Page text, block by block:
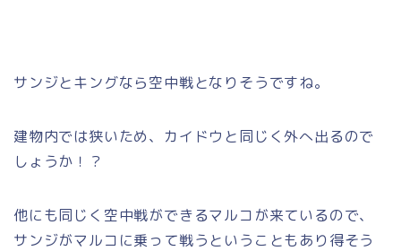
サンジとキングなら空中戦となりそうですね。
建物内では狭いため、カイドウと同じく外へ出るので
しょうか！？
他にも同じく空中戦ができるマルコが来ているので、
サンジがマルコに乗って戦うということもあり得そう